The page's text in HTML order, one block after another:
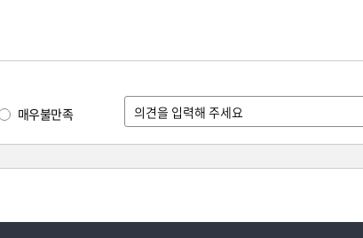
매우불만족